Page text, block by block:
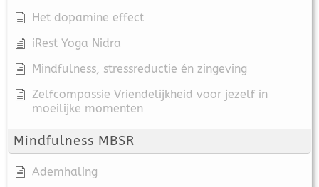
Het dopamine effect
iRest Yoga Nidra
Mindfulness, stressreductie én zingeving
Zelfcompassie Vriendelijkheid voor jezelf in
moeilijke momenten
Mindfulness MBSR
Ademhaling